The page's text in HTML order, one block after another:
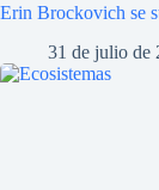
Erin Brockovich se
31 de julio de